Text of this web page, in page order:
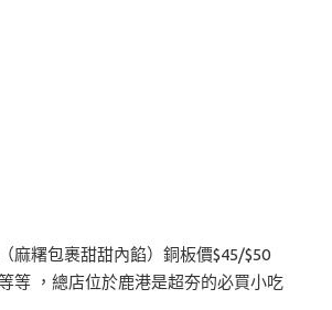
麻糬包裹甜甜內餡）銅板價$45/$50
等 ，總店位於鹿港是超夯的必買小吃